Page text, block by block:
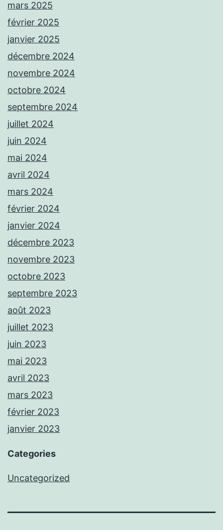
mars 2025
février 2025
janvier 2025
décembre 2024
novembre 2024
octobre 2024
septembre 2024
juillet 2024
juin 2024
mai 2024
avril 2024
mars 2024
février 2024
janvier 2024
décembre 2023
novembre 2023
octobre 2023
septembre 2023
août 2023
juillet 2023
juin 2023
mai 2023
avril 2023
mars 2023
février 2023
janvier 2023
Categories
Uncategorized